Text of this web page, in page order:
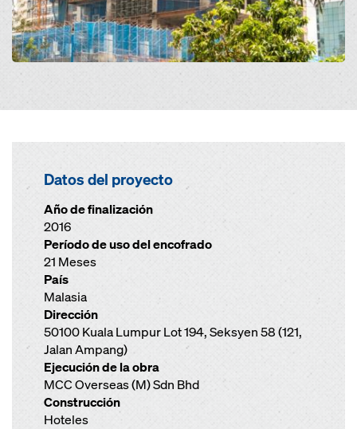
Datos del proyecto
Año de finalización
2016
Período de uso del encofrado
21 Meses
País
Malasia
Dirección
50100 Kuala Lumpur Lot 194, Seksyen 58 (121,
Jalan Ampang)
Ejecución de la obra
MCC Overseas (M) Sdn Bhd
Construcción
Hoteles